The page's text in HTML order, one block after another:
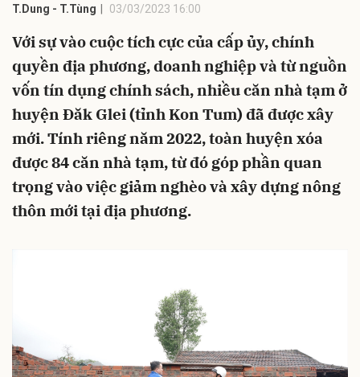
T.Dung - T.Tùng 03/03/2023 16:00
Với sự vào cuộc tích cực của cấp ủy, chính
quyền địa phương, doanh nghiệp và từ nguồn
vốn tín dụng chính sách, nhiều căn nhà tạm ở
huyện Đăk Glei (tỉnh Kon Tum) đã được xây
mới. Tính riêng năm 2022, toàn huyện xóa
được 84 căn nhà tạm, từ đó góp phần quan
trọng vào việc giảm nghèo và xây dựng nông
thôn mới tại địa phương.